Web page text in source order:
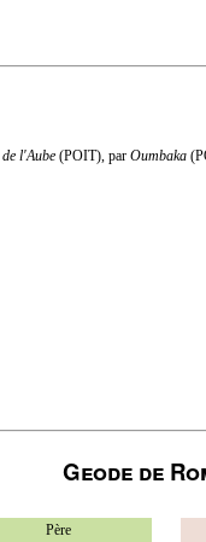
l'Aube (POIT), par Oumbaka
Geode de
Père